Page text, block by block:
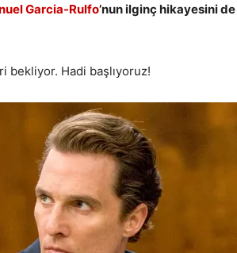
Garcia-Rulfo’nun ilginç hikayesini de
bekliyor. Hadi başlıyoruz!